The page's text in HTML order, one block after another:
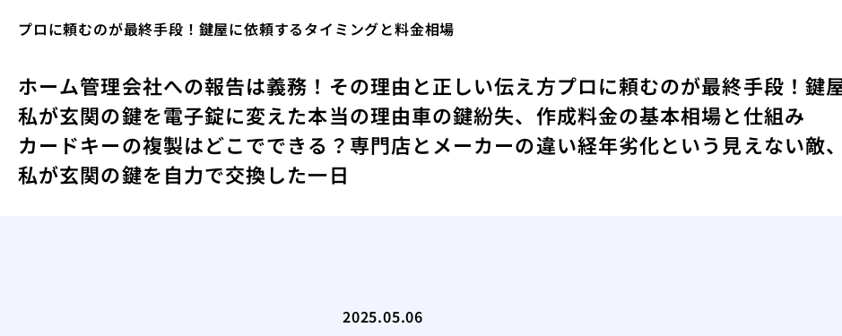
プロに頼むのが最終手段！鍵屋に依頼するタイミングと料金相場
ホーム管理会社への報告は義務！その理由と正しい伝え方プロに頼むのが最終手段！鍵
私が玄関の鍵を電子錠に変えた本当の理由車の鍵紛失、作成料金の基本相場と仕組み
カードキーの複製はどこでできる？専門店とメーカーの違い経年劣化という見えない敵
私が玄関の鍵を自力で交換した一日
2025.05.06